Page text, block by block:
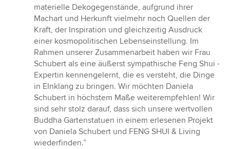
Sternen
materielle Dekogegenstände, aufgrund ihrer
Machart und Herkunft vielmehr noch Quellen der
Kraft, der Inspiration und gleichzeitig Ausdruck
einer kosmopolitischen Lebenseinstellung. Im
Rahmen unserer Zusammenarbeit haben wir Frau
Schubert als eine äußerst sympathische Feng Shui -
Expertin kennengelernt, die es versteht, die Dinge
in EInklang zu bringen. Wir möchten Daniela
Schubert in höchstem Maße weiterempfehlen! Wir
sind sehr stolz darauf, dass sich unsere wertvollen
Buddha Gartenstatuen in einem erlesenen Projekt
von Daniela Schubert und FENG SHUI & Living
wiederfinden.”